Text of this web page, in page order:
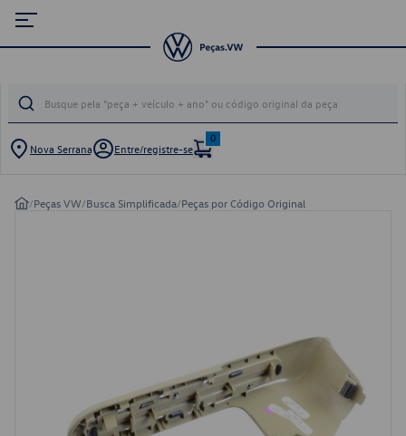
Nova Serrana Entre/registre-se
0
/Peças VW/Busca Simplificada/Peças por Código Original